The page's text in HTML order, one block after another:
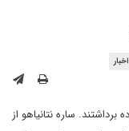
ساره نتانیاهو از